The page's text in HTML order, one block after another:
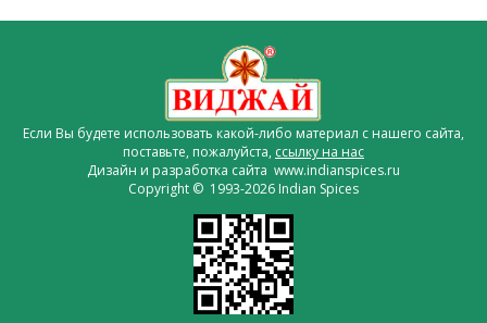
Если Вы будете использовать какой-либо материал с нашего сайта,
поставьте, пожалуйста, ссылку на нас
Дизайн и разработка сайта www.indianspices.ru
Copyright © 1993-2026 Indian Spices